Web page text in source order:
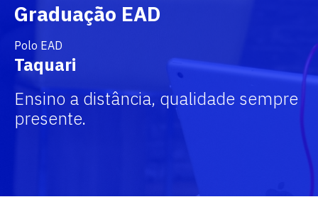
Graduação EAD
Polo EAD
Taquari
Ensino a distância, qualidade sempre
presente.